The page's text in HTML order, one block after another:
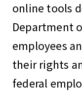
online tools
Department
employees
their rights
federal